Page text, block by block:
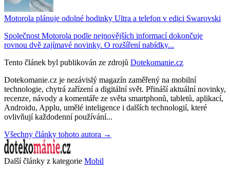
Motorola plánuje odolné hodinky Ultra a telefon v edici Swarovski
Společnost Motorola podle nejnovějších informací dokončuje
rovnou dvě zajímavé novinky. O rozšíření nabídky...
Tento článek byl publikován ze zdrojů Dotekomanie.cz
Dotekomanie.cz je nezávislý magazín zaměřený na mobilní
technologie, chytrá zařízení a digitální svět. Přináší aktuální novinky,
recenze, návody a komentáře ze světa smartphonů, tabletů, aplikací,
Androidu, Applu, umělé inteligence i dalších technologií, které
ovlivňují každodenní používání...
Všechny články tohoto autora →
Další články z kategorie Mobil